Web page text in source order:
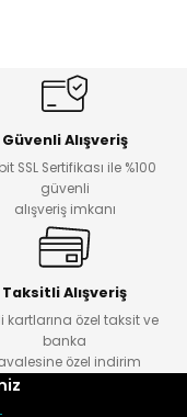
Güvenli Alışveriş
SSL Sertifikası ile %100
güvenli
alışveriş imkanı
Taksitli Alışveriş
kartlarına özel taksit ve
banka
özel indirim